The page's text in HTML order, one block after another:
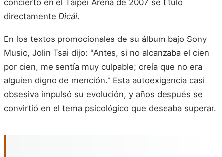
concierto en el Taipei Arena de 2007 se tituló
directamente Dìcái.
En los textos promocionales de su álbum bajo Sony
Music, Jolin Tsai dijo: "Antes, si no alcanzaba el cien
por cien, me sentía muy culpable; creía que no era
alguien digno de mención." Esta autoexigencia casi
obsesiva impulsó su evolución, y años después se
convirtió en el tema psicológico que deseaba superar.